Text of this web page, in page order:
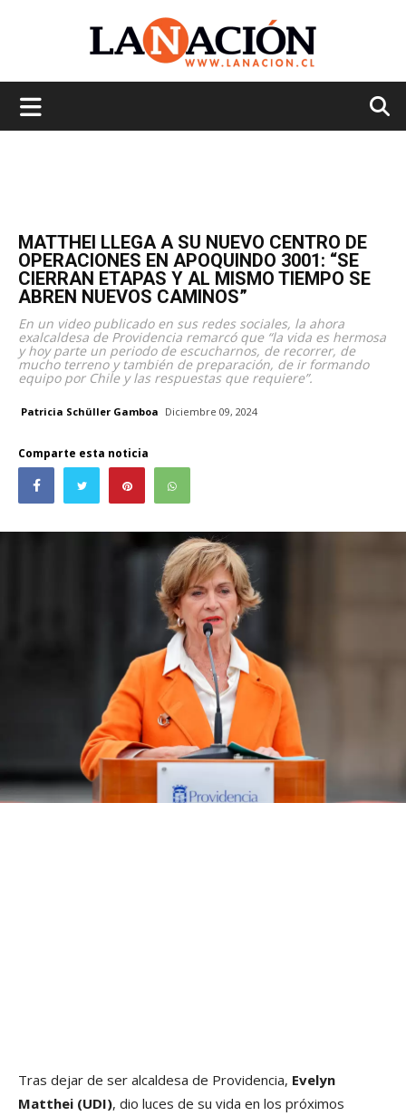
MATTHEI LLEGA A SU NUEVO CENTRO DE
OPERACIONES EN APOQUINDO 3001: “SE
CIERRAN ETAPAS Y AL MISMO TIEMPO SE
ABREN NUEVOS CAMINOS”
En un video publicado en sus redes sociales, la ahora
exalcaldesa de Providencia remarcó que “la vida es hermosa
y hoy parte un periodo de escucharnos, de recorrer, de
mucho terreno y también de preparación, de ir formando
equipo por Chile y las respuestas que requiere”.
Patricia Schüller Gamboa Diciembre 09, 2024
Comparte esta noticia
Tras dejar de ser alcaldesa de Providencia, Evelyn
Matthei (UDI), dio luces de su vida en los próximos